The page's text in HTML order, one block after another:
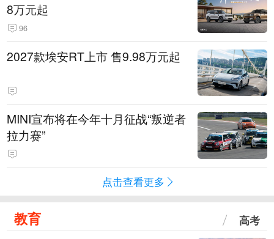
8万元起
96
2027款埃安RT上市 售9.98万元起
MINI宣布将在今年十月征战“叛逆者
拉力赛”
点击查看更多
教育 高考